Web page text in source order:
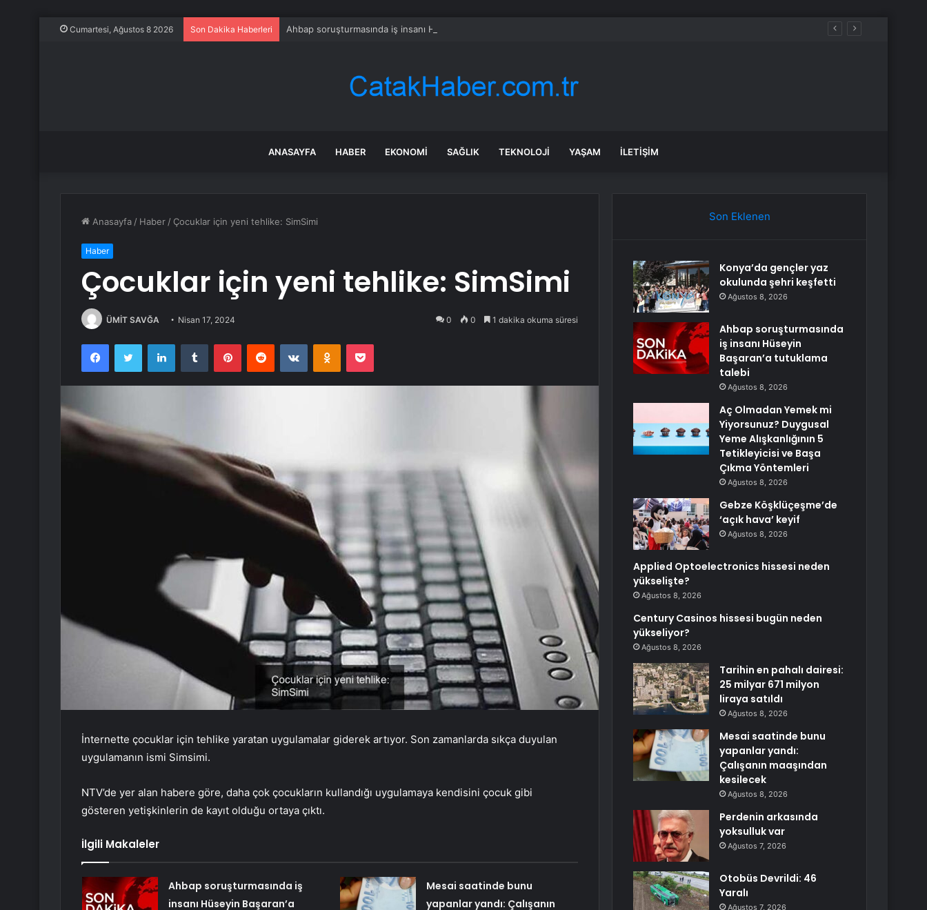
Cumartesi, Ağustos 8 2026 Son Dakika Haberleri Ahbap soruşturmasında iş insanı Hüseyin Başaran’a tutuklama talebi
ANASAYFA HABER EKONOMI SAĞLIK TEKNOLOJI YAŞAM İLETIŞIM
Anasayfa / Haber / Çocuklar için yeni tehlike: SimSimi
Haber
Çocuklar için yeni tehlike: SimSimi
ÜMİT SAVĞA Nisan 17, 2024 0 0 1 dakika okuma süresi
FacebookTwitter LinkedInTumblr PinterestReddit VKontakteOdnoklassniki
Pocket
İnternette çocuklar için tehlike yaratan uygulamalar giderek artıyor. Son zamanlarda sıkça duyulan
uygulamanın ismi Simsimi.
NTV’de yer alan habere göre, daha çok çocukların kullandığı uygulamaya kendisini çocuk gibi
gösteren yetişkinlerin de kayıt olduğu ortaya çıktı.
İlgili Makaleler
Ahbap soruşturmasında iş
insanı Hüseyin Başaran’a
Mesai saatinde bunu
yapanlar yandı: Çalışanın
Son Eklenen
Konya’da gençler yaz
okulunda şehri keşfetti
Ağustos 8, 2026
Ahbap soruşturmasında
iş insanı Hüseyin
Başaran’a tutuklama
talebi
Ağustos 8, 2026
Aç Olmadan Yemek mi
Yiyorsunuz? Duygusal
Yeme Alışkanlığının 5
Tetikleyicisi ve Başa
Çıkma Yöntemleri
Ağustos 8, 2026
Gebze Köşklüçeşme’de
‘açık hava’ keyif
Ağustos 8, 2026
Applied Optoelectronics hissesi neden
yükselişte?
Ağustos 8, 2026
Century Casinos hissesi bugün neden
yükseliyor?
Ağustos 8, 2026
Tarihin en pahalı dairesi:
25 milyar 671 milyon
liraya satıldı
Ağustos 8, 2026
Mesai saatinde bunu
yapanlar yandı:
Çalışanın maaşından
kesilecek
Ağustos 8, 2026
Perdenin arkasında
yoksulluk var
Ağustos 7, 2026
Otobüs Devrildi: 46
Yaralı
Ağustos 7, 2026